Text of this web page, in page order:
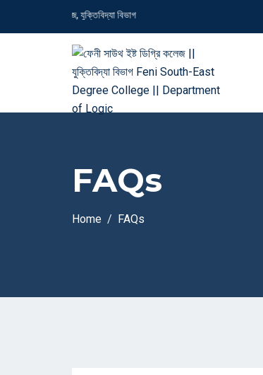
ইষ্ট ডিগ্রি কলেজ, যুক্তিবিদ্যা বিভাগ
FAQs
Home FAQs